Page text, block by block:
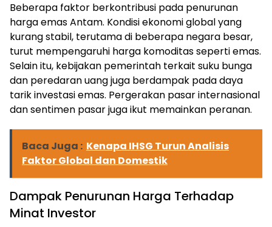
Beberapa faktor berkontribusi pada penurunan
harga emas Antam. Kondisi ekonomi global yang
kurang stabil, terutama di beberapa negara besar,
turut mempengaruhi harga komoditas seperti emas.
Selain itu, kebijakan pemerintah terkait suku bunga
dan peredaran uang juga berdampak pada daya
tarik investasi emas. Pergerakan pasar internasional
dan sentimen pasar juga ikut memainkan peranan.
Baca Juga : Kenapa IHSG Turun Analisis
Faktor Global dan Domestik
Dampak Penurunan Harga Terhadap
Minat Investor